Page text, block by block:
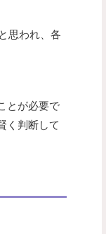
思われ、各
とが必要で
く判断して